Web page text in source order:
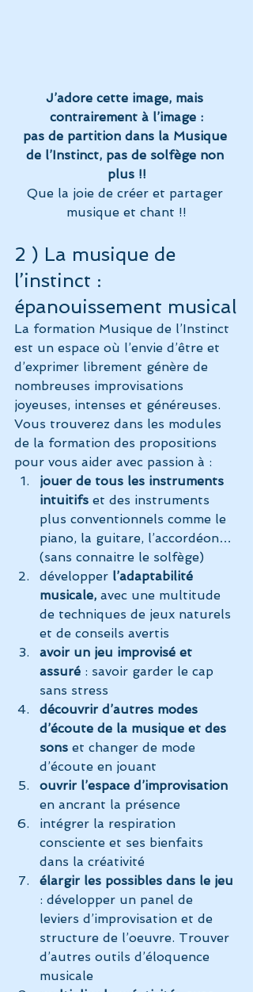
J’adore cette image, mais
contrairement à l’image :
pas de partition dans la Musique
de l’Instinct, pas de solfège non
plus !!
Que la joie de créer et partager
musique et chant !!
2 ) La musique de
l’instinct :
épanouissement musical
La formation Musique de l’Instinct
est un espace où l’envie d’être et
d’exprimer librement génère de
nombreuses improvisations
joyeuses, intenses et généreuses.
Vous trouverez dans les modules
de la formation des propositions
pour vous aider avec passion à :
jouer de tous les instruments
intuitifs et des instruments
plus conventionnels comme le
piano, la guitare, l’accordéon…
(sans connaitre le solfège)
développer l’adaptabilité
musicale, avec une multitude
de techniques de jeux naturels
et de conseils avertis
avoir un jeu improvisé et
assuré : savoir garder le cap
sans stress
découvrir d’autres modes
d’écoute de la musique et des
sons et changer de mode
d’écoute en jouant
ouvrir l’espace d’improvisation
en ancrant la présence
intégrer la respiration
consciente et ses bienfaits
dans la créativité
élargir les possibles dans le jeu
: développer un panel de
leviers d’improvisation et de
structure de l’oeuvre. Trouver
d’autres outils d’éloquence
musicale